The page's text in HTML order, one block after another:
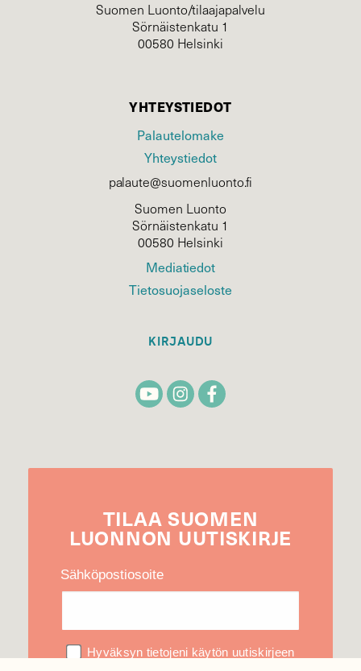
Suomen Luonto/tilaajapalvelu
Sörnäistenkatu 1
00580 Helsinki
YHTEYSTIEDOT
Palautelomake
Yhteystiedot
palaute@suomenluonto.fi
Suomen Luonto
Sörnäistenkatu 1
00580 Helsinki
Mediatiedot
Tietosuojaseloste
KIRJAUDU
TILAA SUOMEN
LUONNON UUTIS­KIRJE
Sähköpostiosoite
Hyväksyn tietojeni käytön uutiskirjeen